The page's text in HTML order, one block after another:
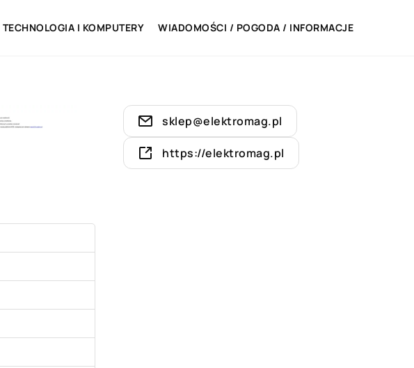
TECHNOLOGIA I KOMPUTERY WIADOMOŚCI / POGODA / INFORMACJE
sklep@elektromag.pl
https://elektromag.pl